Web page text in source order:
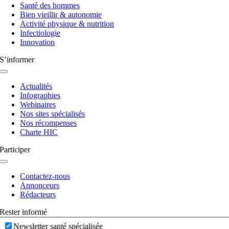
Santé des hommes
Bien vieillir & autonomie
Activité physique & nutrition
Infectiologie
Innovation
S’informer
Navigation
basculeActualités
Infographies
Webinaires
Nos sites spécialisés
Nos récompenses
Charte HIC
Participer
Navigation
basculeContactez-nous
Annonceurs
Rédacteurs
Rester informé
Newsletter santé spécialisée